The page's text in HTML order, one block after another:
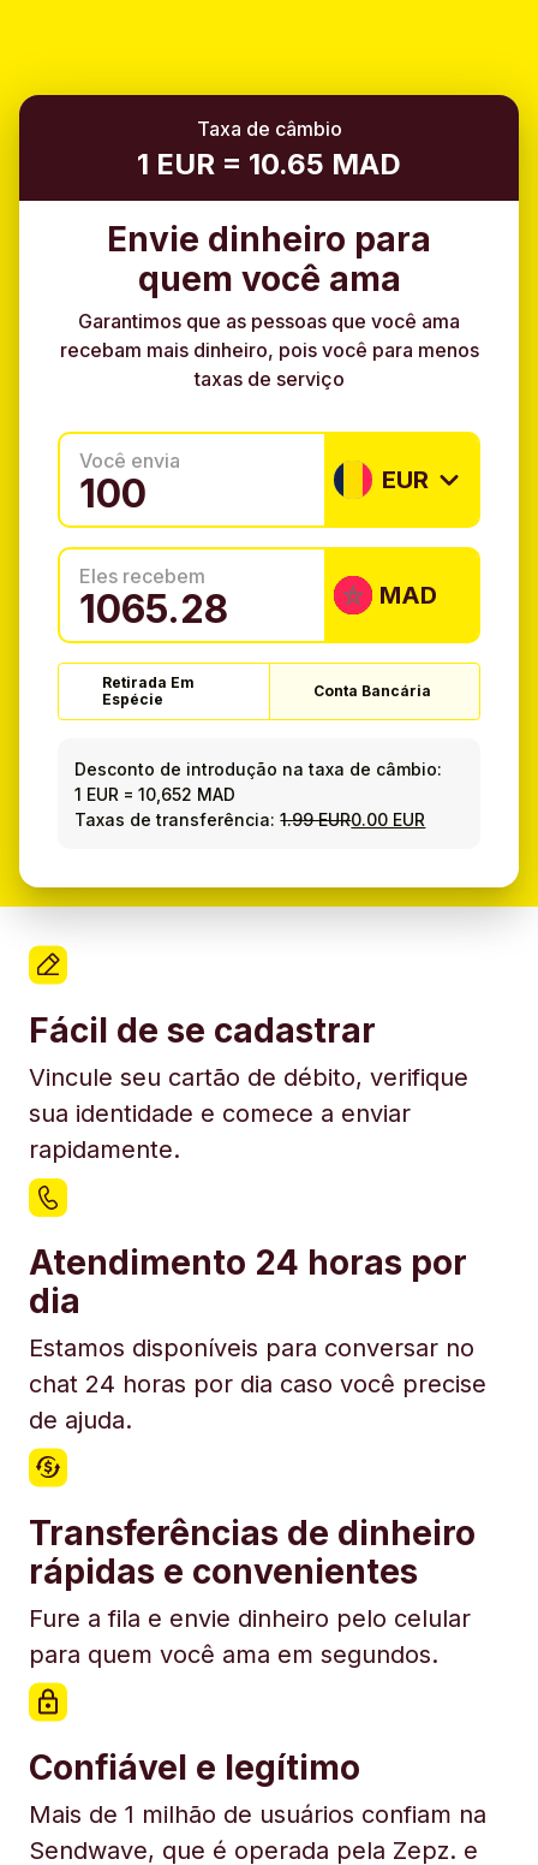
Taxa de câmbio
1 EUR = 10.65 MAD
Envie dinheiro para
quem você ama
Garantimos que as pessoas que você ama
recebam mais dinheiro, pois você para menos
taxas de serviço
Você envia
EUR
Eles recebem
MAD
Retirada Em
Espécie
Conta Bancária
Desconto de introdução na taxa de câmbio:
1 EUR =10,652 MAD
Taxas de transferência:1.99 EUR0.00 EUR
Fácil de se cadastrar
Vincule seu cartão de débito, verifique
sua identidade e comece a enviar
rapidamente.
Atendimento 24 horas por
dia
Estamos disponíveis para conversar no
chat 24 horas por dia caso você precise
de ajuda.
Transferências de dinheiro
rápidas e convenientes
Fure a fila e envie dinheiro pelo celular
para quem você ama em segundos.
Confiável e legítimo
Mais de 1 milhão de usuários confiam na
Sendwave, que é operada pela Zepz. e